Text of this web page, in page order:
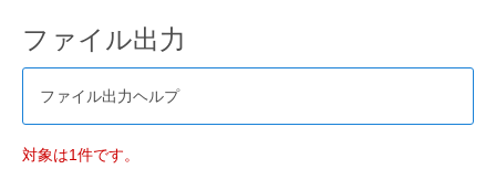
ファイル出力
ファイル出力ヘルプ
対象は1件です。